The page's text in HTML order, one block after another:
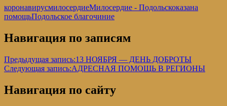
коронавирусмилосердиеМилосердие - Подольскоказана
помощьПодольское благочиние
Навигация по записям
Предыдущая запись:13 НОЯБРЯ — ДЕНЬ ДОБРОТЫ
Следующая запись:АДРЕСНАЯ ПОМОЩЬ В РЕГИОНЫ
Навигация по сайту